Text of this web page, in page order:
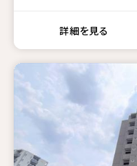
詳細を見る